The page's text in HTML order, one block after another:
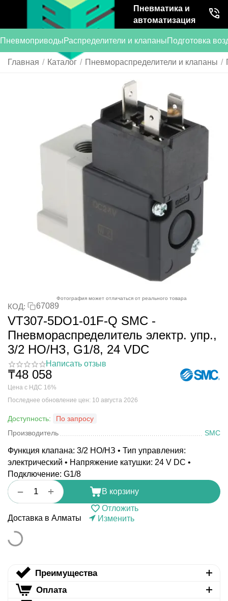
Пневматика и
автоматизация
ПневмоприводыРаспределители и клапаныПодготовка
Главная / Каталог / Пневмораспределители и клапаны /
Фотография может отличаться от реального товара
КОД: 67089
VT307-5DO1-01F-Q SMC -
Пневмораспределитель электр. упр.,
3/2 НО/НЗ, G1/8, 24 VDC
Написать отзыв
₸48 058
Цена с НДС 16%
Последнее обновление цен: 10 августа 2026
Доступность:
По запросу
Производитель
SMC
Функция клапана: 3/2 НО/НЗ • Тип управления:
электрический • Напряжение катушки: 24 V DC •
Подключение: G1/8
+
−
В корзину
Отложить
Доставка в Алматы
Изменить
Преимущества
Оплата